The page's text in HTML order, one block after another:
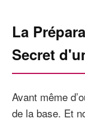
La
Secret
Avant même
de la base. Et